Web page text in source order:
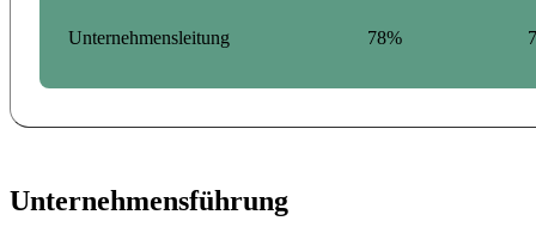
Unternehmensleitung 78%
Unternehmensführung